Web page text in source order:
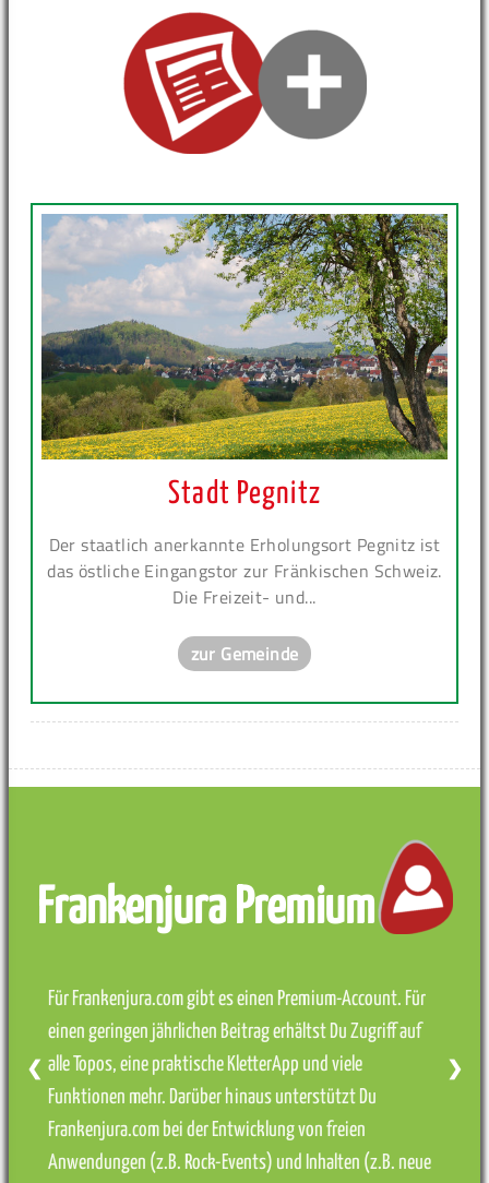
Stadt Pegnitz
Der staatlich anerkannte Erholungsort Pegnitz ist
das östliche Eingangstor zur Fränkischen Schweiz.
Die Freizeit- und...
zur Gemeinde
Frankenjura Premium
Für Frankenjura.com gibt es einen Premium-Account. Für
einen geringen jährlichen Beitrag erhältst Du Zugriff auf
alle Topos, eine praktische KletterApp und viele
Funktionen mehr. Darüber hinaus unterstützt Du
Frankenjura.com bei der Entwicklung von freien
Anwendungen (z.B. Rock-Events) und Inhalten (z.B. neue
❮ ❯